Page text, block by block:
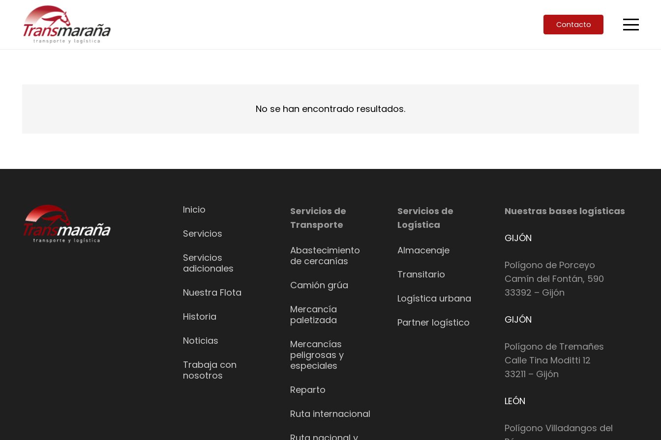
Contacto
No se han encontrado resultados.
Inicio
Servicios
Servicios
adicionales
Nuestra Flota
Historia
Noticias
Trabaja con
nosotros
Servicios de
Transporte
Abastecimiento
de cercanías
Camión grúa
Mercancía
paletizada
Mercancías
peligrosas y
especiales
Reparto
Ruta internacional
Servicios de
Logística
Almacenaje
Transitario
Logística urbana
Partner logístico
Nuestras bases logísticas
GIJÓN
Polígono de Porceyo
Camín del Fontán, 590
33392 – Gijón
GIJÓN
Polígono de Tremañes
Calle Tina Moditti 12
33211 – Gijón
LEÓN
Polígono Villadangos del